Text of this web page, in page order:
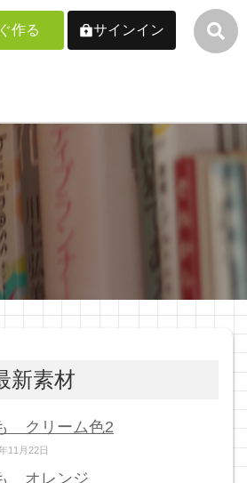
作る サインイン
新素材
クリーム色2
11月22日
オレンジ